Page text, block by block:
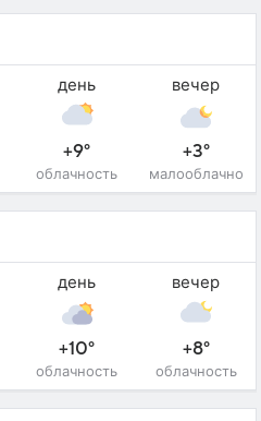
день
+9°
облачность
вечер
+3°
малооблачно
день
+10°
облачность
вечер
+8°
облачность